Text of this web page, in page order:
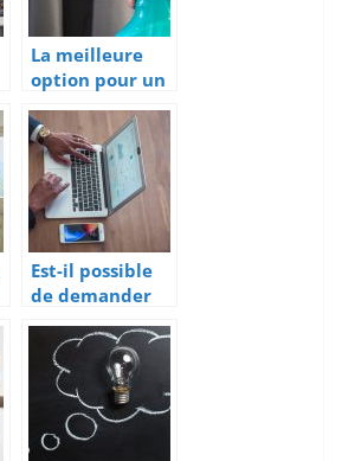
La meilleure
option pour un
nettoyage de
bureau
impeccable
Est-il possible
de demander
un prêt
bancaire pour
création
d’entreprise
sans apport ?